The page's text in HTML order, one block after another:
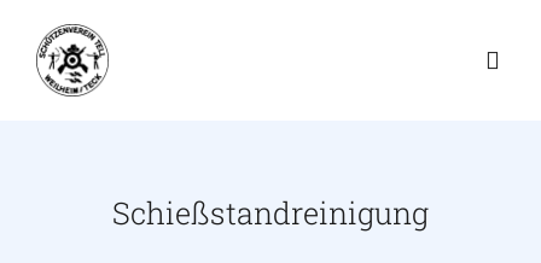
Inhalt
springen
Schießstandreinigung